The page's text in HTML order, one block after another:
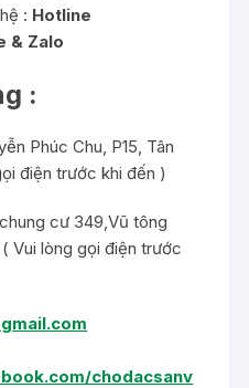
: Hotline
& Zalo
:
Phúc Chu, P15, Tân
điện trước khi đến )
cư 349,Vũ tông
Vui lòng gọi điện trước
chodacsanv